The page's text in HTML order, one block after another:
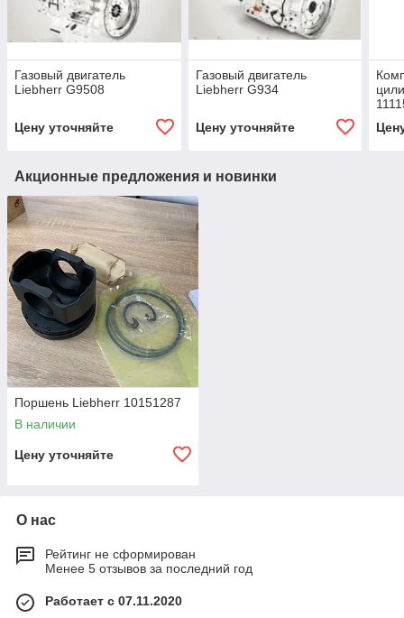
Газовый двигатель
Liebherr G9508
Цену уточняйте
Газовый двигатель
Liebherr G934
Цену уточняйте
Акционные предложения и новинки
Поршень Liebherr 10151287
В наличии
Цену уточняйте
О нас
Рейтинг не сформирован
Менее 5 отзывов за последний год
Работает с 07.11.2020